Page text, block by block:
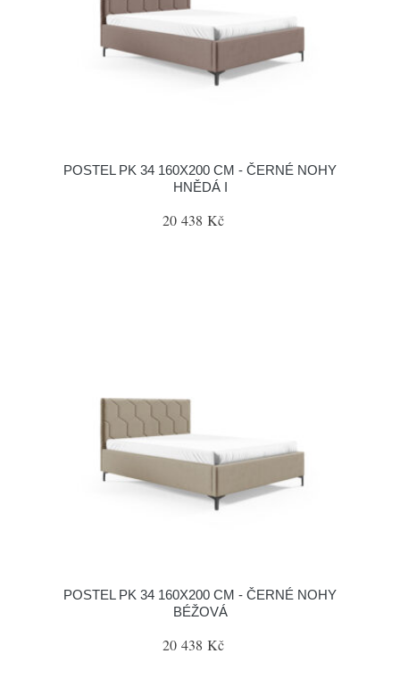
POSTEL PK 34 160X200 CM - ČERNÉ NOHY
HNĚDÁ I
20 438 Kč
POSTEL PK 34 160X200 CM - ČERNÉ NOHY
BÉŽOVÁ
20 438 Kč